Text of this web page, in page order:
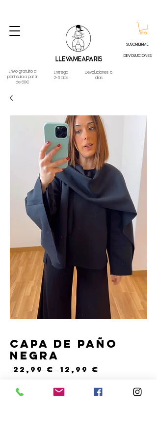
DEVOLUCIONES
SUSCRIBIRME
Envio gratuito a
península a partir
de 60€
Entrega
2-3 días
Devoluciones 15
días
Capa de paño
negra
22,99 € Precio
12,99 €
oferta
Cantidad *